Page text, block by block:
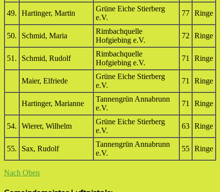
49. Hartinger, Martin
Grüne Eiche Stierberg
e.V.
77 Ringe
50. Schmid, Maria
Rimbachquelle
Hofgiebing e.V.
72 Ringe
51. Schmid, Rudolf
Rimbachquelle
Hofgiebing e.V.
71 Ringe
Maier, Elfriede
Grüne Eiche Stierberg
e.V.
71 Ringe
Hartinger, Marianne
Tannengrün Annabrunn
e.V.
71 Ringe
54. Wierer, Wilhelm
Grüne Eiche Stierberg
e.V.
63 Ringe
55. Sax, Rudolf
Tannengrün Annabrunn
e.V.
55 Ringe
Nach Oben